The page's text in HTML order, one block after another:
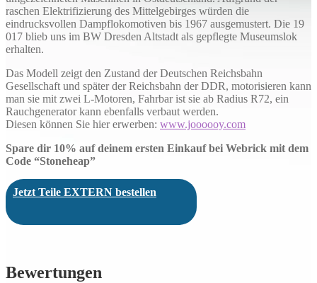
raschen Elektrifizierung des Mittelgebirges würden die
eindrucksvollen Dampflokomotiven bis 1967 ausgemustert. Die 19
017 blieb uns im BW Dresden Altstadt als gepflegte Museumslok
erhalten.
Das Modell zeigt den Zustand der Deutschen Reichsbahn
Gesellschaft und später der Reichsbahn der DDR, motorisieren kann
man sie mit zwei L-Motoren, Fahrbar ist sie ab Radius R72, ein
Rauchgenerator kann ebenfalls verbaut werden.
Diesen können Sie hier erwerben: www.joooooy.com
Spare dir 10% auf deinem ersten Einkauf bei Webrick mit dem
Code “Stoneheap”
Jetzt Teile EXTERN bestellen
Bewertungen